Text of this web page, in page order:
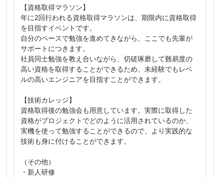
【資格取得マラソン】
年に2回行われる資格取得マラソンは、期限内に資格取得
を目指すイベントです。
自分のペースで勉強を進めてきながら、ここでも先輩が
サポートにつきます。
社員同士勉強を教え合いながら、切磋琢磨して難易度の
高い資格を取得することができるため、未経験でもレベ
ルの高いエンジニアを目指すことができます。
【技術カレッジ】
資格取得後の勉強会も用意しています。実際に取得した
資格がプロジェクトでどのように活用されているのか、
実機を使って勉強することができるので、より実践的な
技術も身に付けることができます。
（その他）
・新人研修